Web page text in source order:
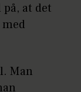
at det
Man